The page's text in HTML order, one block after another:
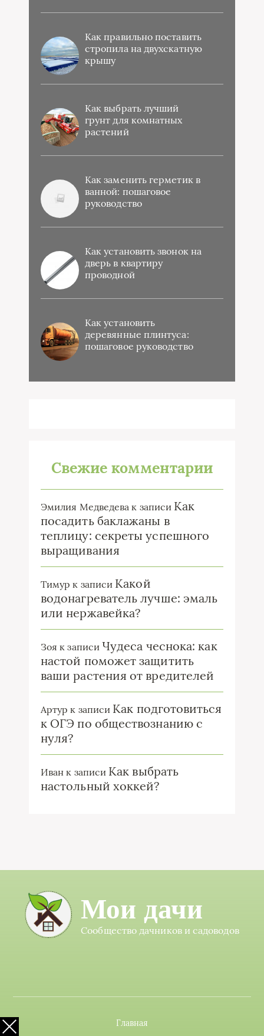
Как правильно поставить
стропила на двухскатную
крышу
Как выбрать лучший
грунт для комнатных
растений
Как заменить герметик в
ванной: пошаговое
руководство
Как установить звонок на
дверь в квартиру
проводной
Как установить
деревянные плинтуса:
пошаговое руководство
Свежие комментарии
Эмилия Медведева к записи Как
посадить баклажаны в
теплицу: секреты успешного
выращивания
Тимур к записи Какой
водонагреватель лучше: эмаль
или нержавейка?
Зоя к записиЧудеса чеснока: как
настой поможет защитить
ваши растения от вредителей
Артур к записи Как подготовиться
к ОГЭ по обществознанию с
нуля?
Иван к записи Как выбрать
настольный хоккей?
Мои дачи
Сообщество дачников и садоводов
Главная